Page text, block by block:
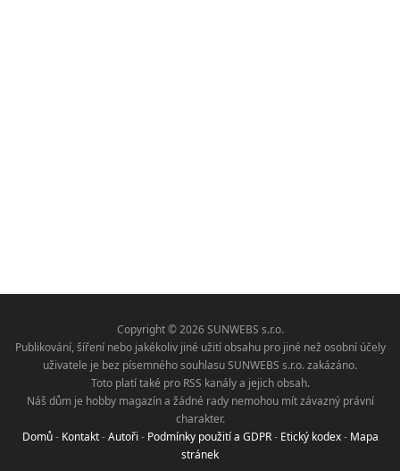
Copyright © 2026 SUNWEBS s.r.o.
Publikování, šíření nebo jakékoliv jiné užití obsahu pro jiné než osobní účely
uživatele je bez písemného souhlasu SUNWEBS s.r.o. zakázáno.
Toto platí také pro RSS kanály a jejich obsah.
Náš dům je hobby magazín a žádné rady nemohou mít závazný právní
charakter.
Domů- Kontakt-Autoři - Podmínky použití a GDPR- Etický kodex- Mapa
stránek